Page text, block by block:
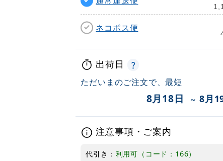
ネコポス便
出荷日
ただいまのご注文で、最短
8月18日 ～ 8月
注意事項・ご案内
代引き： 利用可（コード：166）